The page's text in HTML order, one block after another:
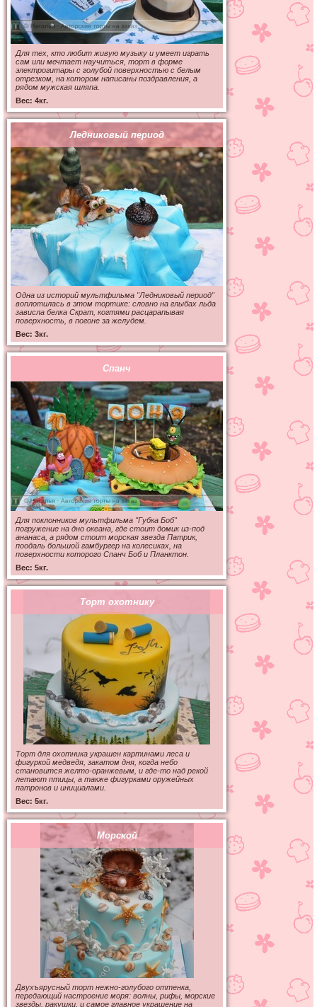
Для тех, кто любит живую музыку и умеет играть
сам или мечтает научиться, торт в форме
электрогитары с голубой поверхностью с белым
отрезком, на котором написаны поздравления, а
рядом мужская шляпа.
Вес: 4кг.
Ледниковый период
Одна из историй мультфильма "Ледниковый период"
воплотилась в этом тортике: словно на глыбах льда
зависла белка Скрат, когтями расцарапывая
поверхность, в погоне за желудем.
Вес: 3кг.
Спанч
Для поклонников мультфильма "Губка Боб"
погружение на дно океана, где стоит домик из-под
ананаса, а рядом стоит морская звезда Патрик,
поодаль большой гамбургер на колесиках, на
поверхности которого Спанч Боб и Планктон.
Вес: 5кг.
Торт охотнику
Торт для охотника украшен картинами леса и
фигуркой медведя, закатом дня, когда небо
становится желто-оранжевым, и где-то над рекой
летают птицы, а также фигурками оружейных
патронов и инициалами.
Вес: 5кг.
Морской
Двухъярусный торт нежно-голубого оттенка,
передающий настроение моря: волны, рифы, морские
звезды, ракушки, и самое главное украшение на